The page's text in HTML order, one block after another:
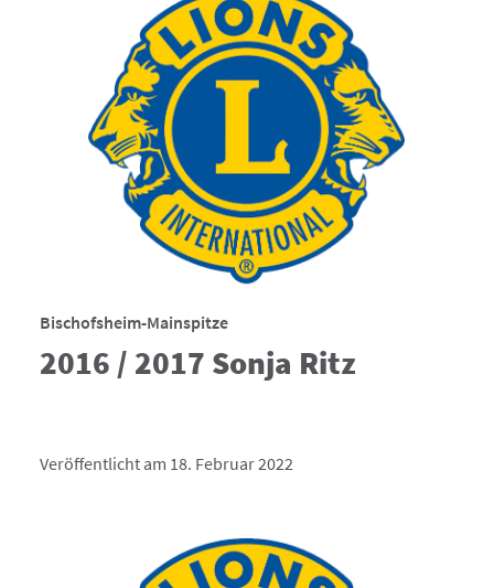
Bischofsheim-Mainspitze
2016 / 2017 Sonja Ritz
Veröffentlicht am 18. Februar 2022